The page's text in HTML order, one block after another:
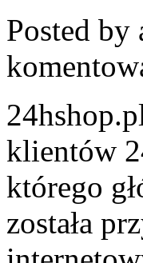
Posted by
klientów
którego
została